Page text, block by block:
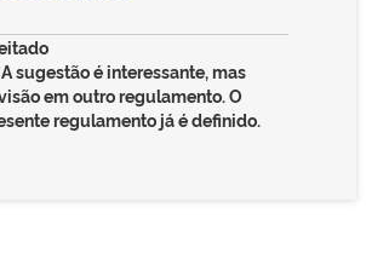
A sugestão é interessante, mas
em outro regulamento. O
regulamento já é definido.